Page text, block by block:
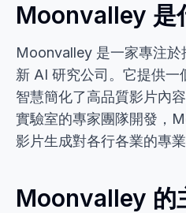
Moonvalley 是
Moonvalley 是一家專注於
新 AI 研究公司。它提供一
智慧簡化了高品質影片內
實驗室的專家團隊開發，
影片生成對各行各業的專
Moonvalley 的